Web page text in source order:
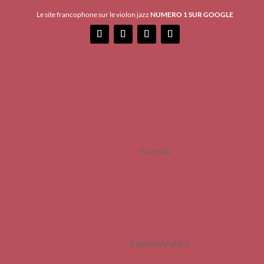
Le site francophone sur le violon jazz NUMERO 1 SUR GOOGLE
Français
English(Anglais)